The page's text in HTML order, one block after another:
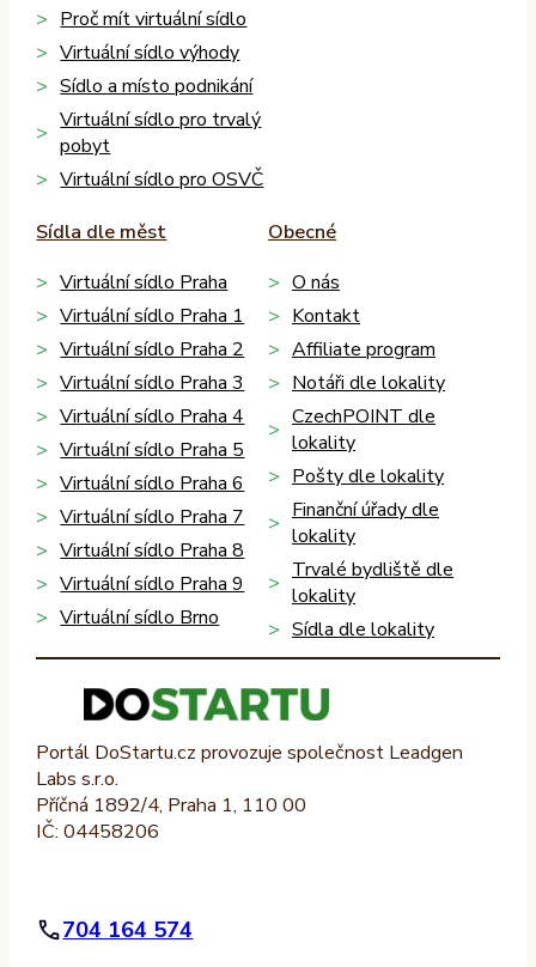
Proč mít virtuální sídlo
Virtuální sídlo výhody
Sídlo a místo podnikání
Virtuální sídlo pro trvalý
pobyt
Virtuální sídlo pro OSVČ
Sídla dle měst
Virtuální sídlo Praha
Virtuální sídlo Praha 1
Virtuální sídlo Praha 2
Virtuální sídlo Praha 3
Virtuální sídlo Praha 4
Virtuální sídlo Praha 5
Virtuální sídlo Praha 6
Virtuální sídlo Praha 7
Virtuální sídlo Praha 8
Virtuální sídlo Praha 9
Virtuální sídlo Brno
Obecné
O nás
Kontakt
Affiliate program
Notáři dle lokality
CzechPOINT dle
lokality
Pošty dle lokality
Finanční úřady dle
lokality
Trvalé bydliště dle
lokality
Sídla dle lokality
Portál DoStartu.cz provozuje společnost Leadgen
Labs s.r.o.
Příčná 1892/4, Praha 1, 110 00
IČ: 04458206
704 164 574